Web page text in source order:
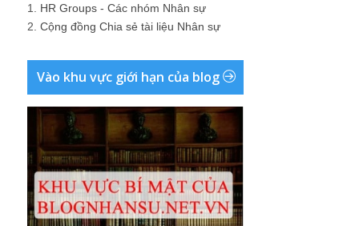
1. HR Groups - Các nhóm Nhân sự
2. Cộng đồng Chia sẻ tài liệu Nhân sự
Vào khu vực giới hạn của blog